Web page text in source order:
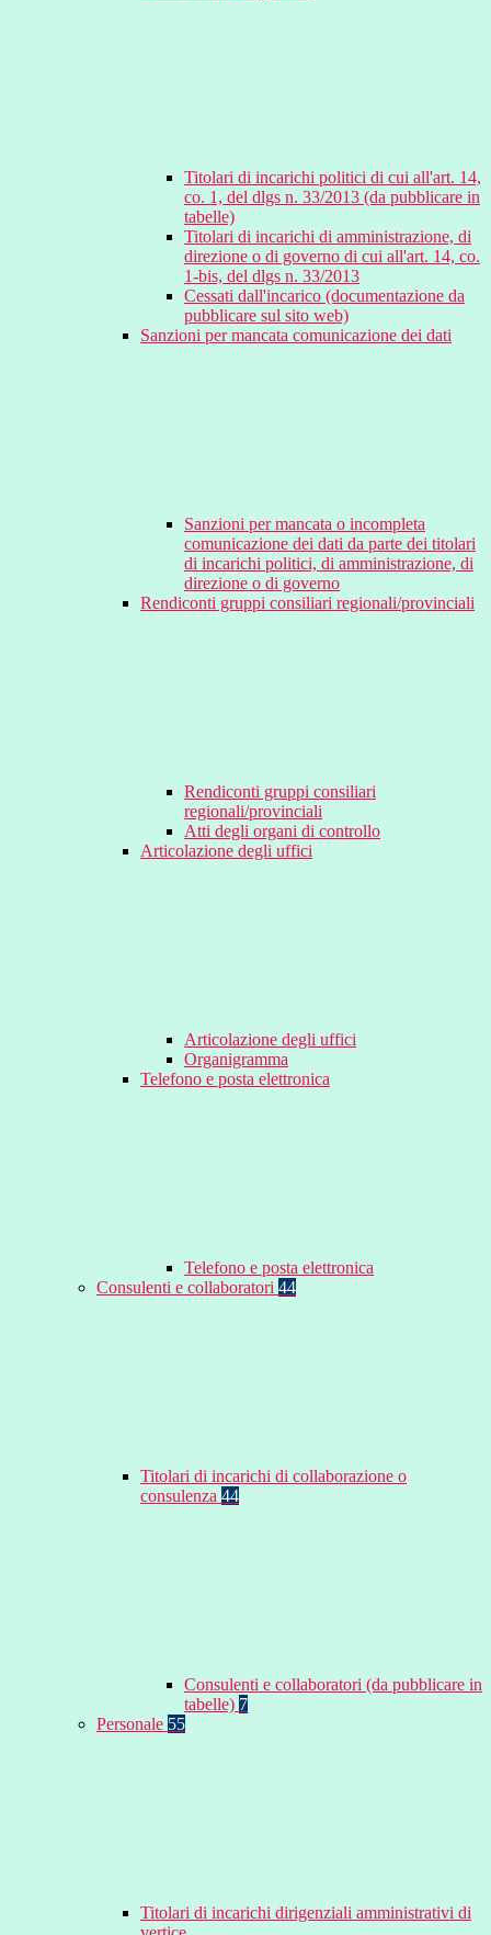
Titolari di incarichi politici di cui all'art. 14,
co. 1, del dlgs n. 33/2013 (da pubblicare in
tabelle)
Titolari di incarichi di amministrazione, di
direzione o di governo di cui all'art. 14, co.
1-bis, del dlgs n. 33/2013
Cessati dall'incarico (documentazione da
pubblicare sul sito web)
Sanzioni per mancata comunicazione dei dati
Sanzioni per mancata o incompleta
comunicazione dei dati da parte dei titolari
di incarichi politici, di amministrazione, di
direzione o di governo
Rendiconti gruppi consiliari regionali/provinciali
Rendiconti gruppi consiliari
regionali/provinciali
Atti degli organi di controllo
Articolazione degli uffici
Articolazione degli uffici
Organigramma
Telefono e posta elettronica
Telefono e posta elettronica
Consulenti e collaboratori 44
Titolari di incarichi di collaborazione o
consulenza 44
Consulenti e collaboratori (da pubblicare in
tabelle) 7
Personale 55
Titolari di incarichi dirigenziali amministrativi di